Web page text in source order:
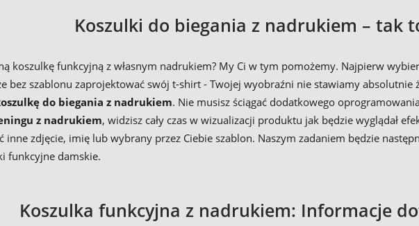
Koszulki do biegania z nadrukiem – tak
koszulkę funkcyjną z własnym nadrukiem? My Ci w tym pomożemy. Najpierw
bez szablonu zaprojektować swój t-shirt - Twojej wyobraźni nie stawiamy
do biegania z nadrukiem. Nie musisz ściągać dodatkowego
z nadrukiem, widzisz cały czas w wizualizacji produktu jak będzie wyglądał
zdjęcie, imię lub wybrany przez Ciebie szablon. Naszym zadaniem będzie
funkcyjne damskie.
Koszulka funkcyjna z nadrukiem: Informacje